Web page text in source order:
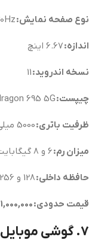
نوع صفحه نمایش:
اندازه:
نسخه اندروید:
چیپست:
ظرفیت باتری:
میزان رم:
حافظه داخلی:
قیمت حدودی: 11,000,000 تومان
7. گوشی موبایل سامسونگ مدل A53s 5G